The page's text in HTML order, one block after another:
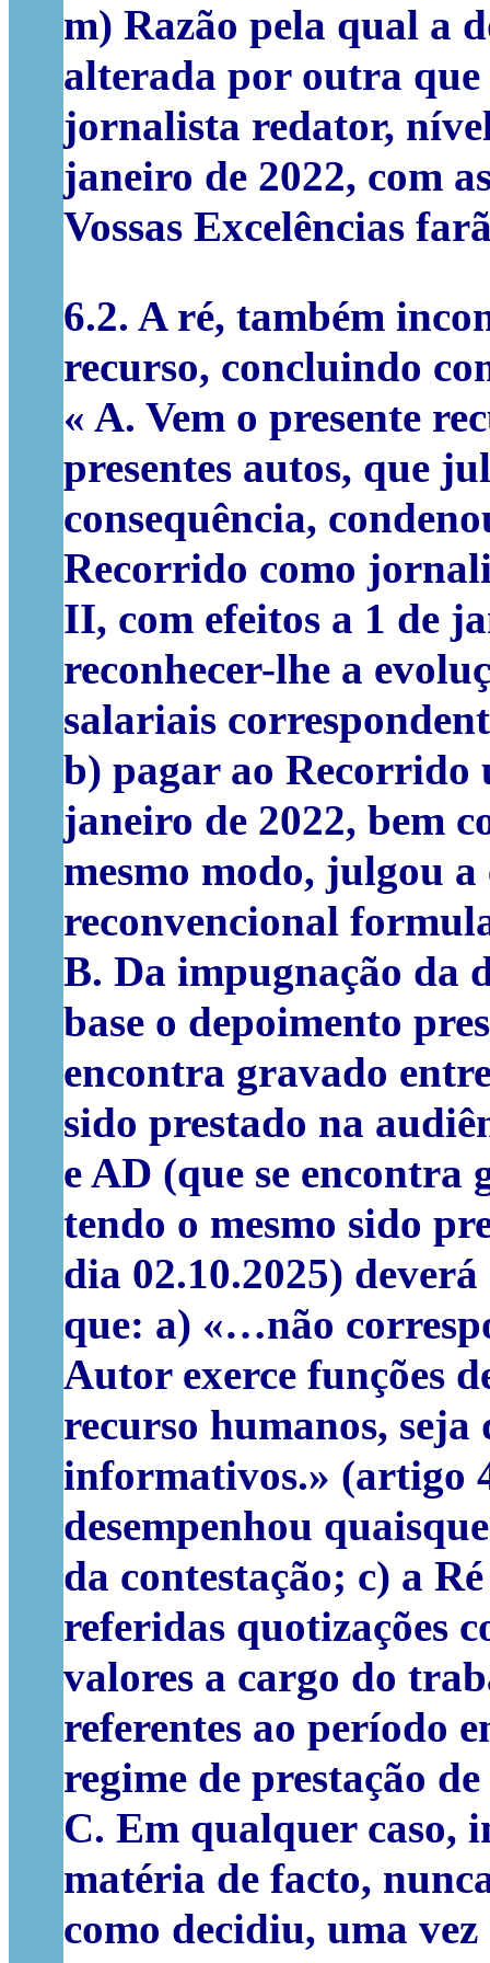
m) Razão pela qual a
alterada por outra que
jornalista redator,
janeiro de 2022, com
Vossas Excelências
6.2. A ré, também
recurso, concluindo
« A. Vem o presente
presentes autos, que
consequência,
Recorrido como
II, com efeitos a 1 de
reconhecer-lhe a
salariais
b) pagar ao Recorrido
janeiro de 2022, bem
mesmo modo, julgou a
reconvencional
B. Da impugnação da
base o depoimento
encontra gravado
sido prestado na
e AD (que se encontra
tendo o mesmo sido
dia 02.10.2025)
que: a) «…não
Autor exerce funções
recurso humanos, seja
informativos.» (artigo
desempenhou
da contestação; c) a
referidas quotizações
valores a cargo do
referentes ao período
regime de prestação
C. Em qualquer caso,
matéria de facto,
como decidiu, uma